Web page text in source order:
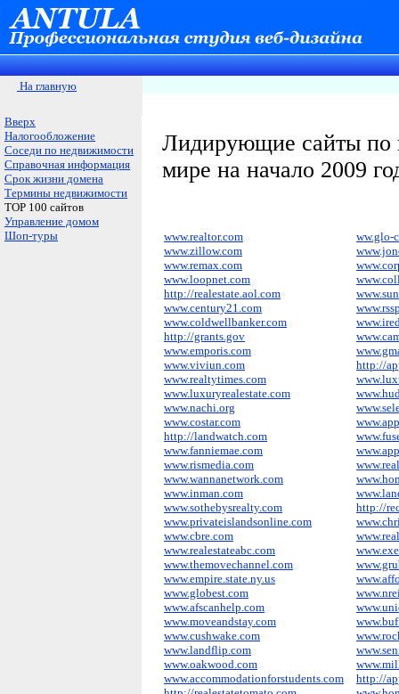
На главную
Вверх
Налогообложение
Соседи по недвижимости
Справочная информация
Срок жизни домена
Термины недвижимости
ТОР 100 сайтов
Управление домом
Шоп-туры
Лидирующие сайты по
мире на начало 2009
www.realtor.com
www.zillow.com
www.remax.com
www.loopnet.com
http://realestate.aol.com
www.century21.com
www.coldwellbanker.com
http://grants.gov
www.emporis.com
www.viviun.com
www.realtytimes.com
www.luxuryrealestate.com
www.nachi.org
www.costar.com
http://landwatch.com
www.fanniemae.com
www.rismedia.com
www.wannanetwork.com
www.inman.com
www.sothebysrealty.com
www.privateislandsonline.com
www.cbre.com
www.realestateabc.com
www.themovechannel.com
www.empire.state.ny.us
www.globest.com
www.afscanhelp.com
www.moveandstay.com
www.cushwake.com
www.landflip.com
www.oakwood.com
www.accommodationforstudents.com
ww.glo-
http://
http://
http://